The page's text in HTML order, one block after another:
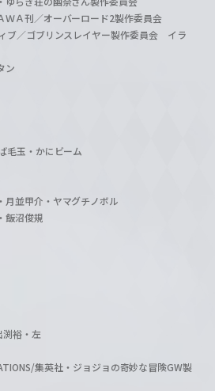
Ａ刊／オーバーロード2製作委員会
ブ／ゴブリンスレイヤー製作委員会 イラ
ン
毛玉・かにビーム
並甲介・ヤマグチノボル
飯沼俊規
裕・左
集英社・ジョジョの奇妙な冒険GW製